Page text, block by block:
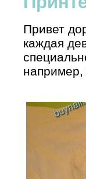
Привет
каждая
например,